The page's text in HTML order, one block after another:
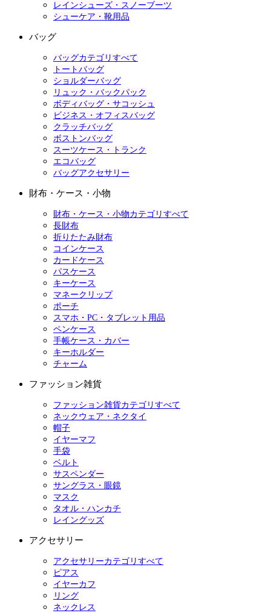
レインシューズ・スノーブーツ
シューケア・靴用品
バッグ
バッグカテゴリすべて
トートバッグ
ショルダーバッグ
リュック・バックパック
ボディバッグ・サコッシュ
ビジネス・オフィスバッグ
クラッチバッグ
ボストンバッグ
スーツケース・トランク
エコバッグ
バッグアクセサリー
財布・ケース・小物
財布・ケース・小物カテゴリすべて
長財布
折りたたみ財布
コインケース
カードケース
パスケース
キーケース
マネークリップ
ポーチ
スマホ・PC・タブレット用品
ペンケース
手帳ケース・カバー
キーホルダー
チャーム
ファッション雑貨
ファッション雑貨カテゴリすべて
ネックウェア・ネクタイ
帽子
イヤーマフ
手袋
ベルト
サスペンダー
サングラス・眼鏡
マスク
タオル・ハンカチ
レイングッズ
アクセサリー
アクセサリーカテゴリすべて
ピアス
イヤーカフ
リング
ネックレス